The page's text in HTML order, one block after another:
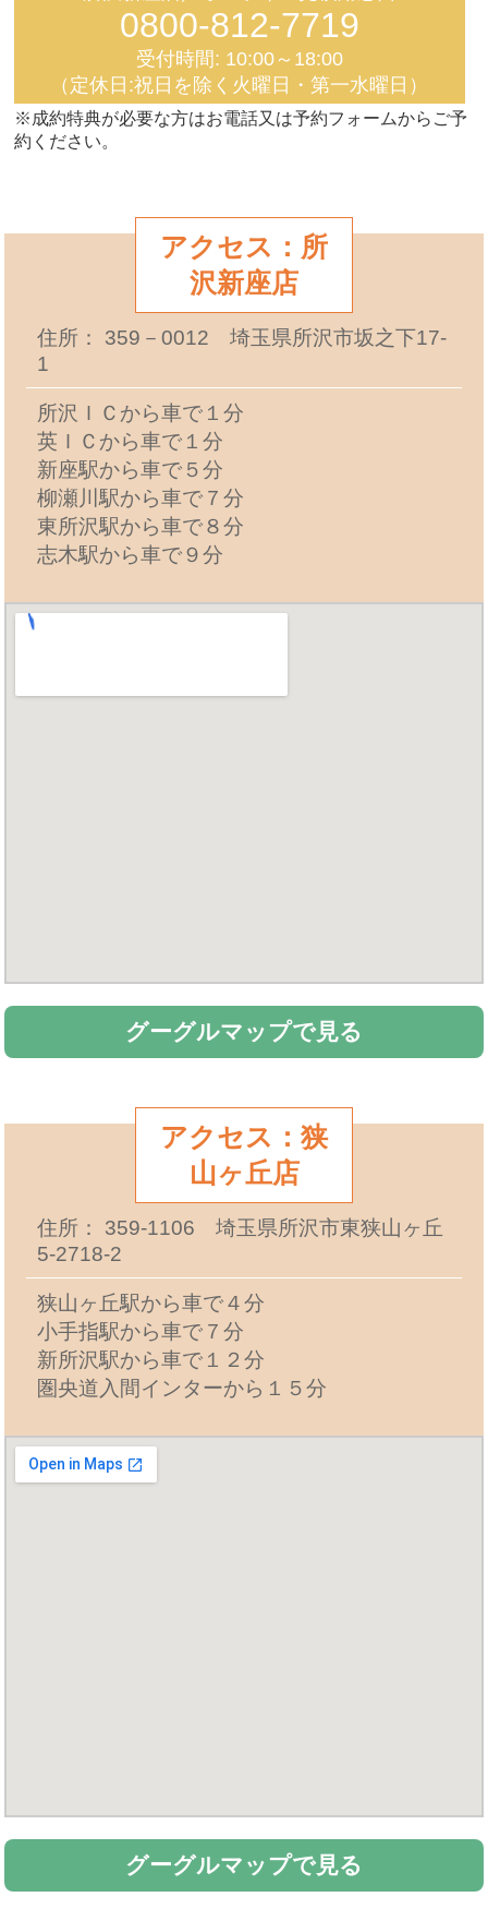
0800-812-7719
受付時間: 10:00～18:00
（定休日:祝日を除く火曜日・第一水曜日）
※成約特典が必要な方はお電話又は予約フォームからご予
約ください。
アクセス：所
沢新座店
住所： 359－0012 埼玉県所沢市坂之下17-
1
所沢ＩＣから車で１分
英ＩＣから車で１分
新座駅から車で５分
柳瀬川駅から車で７分
東所沢駅から車で８分
志木駅から車で９分
グーグルマップで見る
アクセス：狭
山ヶ丘店
住所： 359-1106 埼玉県所沢市東狭山ヶ丘
5-2718-2
狭山ヶ丘駅から車で４分
小手指駅から車で７分
新所沢駅から車で１２分
圏央道入間インターから１５分
グーグルマップで見る